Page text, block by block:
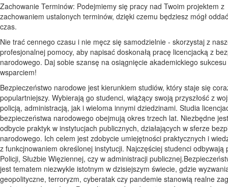
Zachowanie Terminów: Podejmiemy się pracy nad Twoim projektem z
zachowaniem ustalonych terminów, dzięki czemu będziesz mógł
czas.
Nie trać cennego czasu i nie męcz się samodzielnie - skorzystaj z
profesjonalnej pomocy, aby napisać doskonałą pracę licencjacką z
narodowego. Daj sobie szansę na osiągnięcie akademickiego
wsparciem!
Bezpieczeństwo narodowe jest kierunkiem studiów, który staje się
populartniejszy. Wybierają go studenci, wiążący swoją przyszłość z
policją, administracją, jak i wieloma innymi dziedzinami. Studia
bezpieczeństwa narodowego obejmują okres trzech lat. Niezbędne
odbycie praktyk w instytucjach publicznych, działających w sferze
narodowego. Ich celem jest zdobycie umiejętności praktycznych i
z funkcjnowaniem określonej instytucji. Najczęściej studenci odbywają
Policji, Służbie Więziennej, czy w administracji
jest tematem niezwykle istotnym w dzisiejszym świecie, gdzie
geopolityczne, terroryzm, cyberatak czy pandemie stanowią realne